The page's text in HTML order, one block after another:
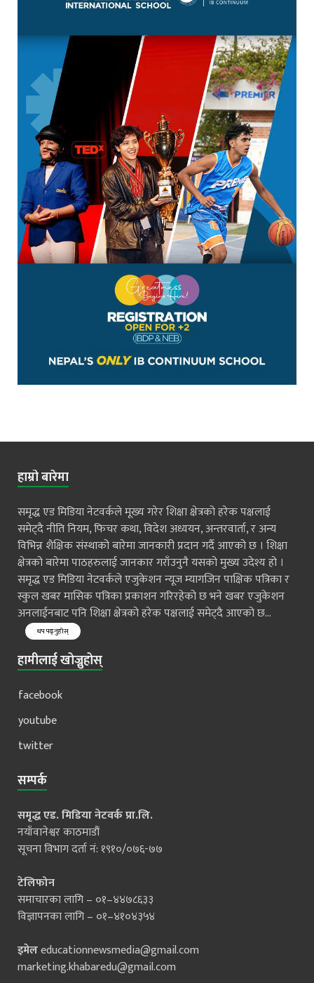
हाम्रो बारेमा
समृद्ध एड मिडिया नेटवर्कले मूख्य गरेर शिक्षा क्षेत्रको हरेक पक्षलाई
समेट्दै नीति नियम, फिचर कथा, विदेश अध्ययन, अन्तरवार्ता, र अन्य
विभिन्न शैक्षिक संस्थाको बारेमा जानकारी प्रदान गर्दै आएको छ । शिक्षा
क्षेत्रको बारेमा पाठहरुलाई जानकार गराँउनुनै यसको मुख्य उदेश्य हो ।
समृद्ध एड मिडिया नेटवर्कले एजुकेशन न्यूज म्यागजिन पाक्षिक पत्रिका र
स्कुल खबर मासिक पत्रिका प्रकाशन गरिरहेको छ भने खबर एजुकेशन
अनलाईनबाट पनि शिक्षा क्षेत्रको हरेक पक्षलाई समेट्दै आएको छ...
थप पढ्नुहोस्
हामीलाई खोज्नुहोस्
facebook
youtube
twitter
सम्पर्क
समृद्ध एड. मिडिया नेटवर्क प्रा.लि.
नयाँवानेश्वर काठमाडौं
सूचना विभाग दर्ता नं: १९१०/०७६-७७
टेलिफोन
समाचारका लागि – ०१–४४७८६३३
विज्ञापनका लागि – ०१–४१०४३५४
इमेलeducationnewsmedia@gmail.com
marketing.khabaredu@gmail.com